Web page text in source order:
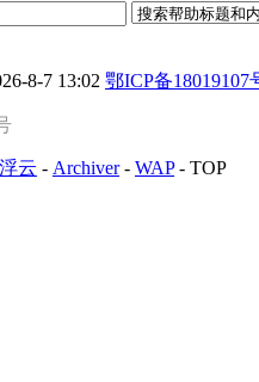
8-7 13:02 鄂ICP备18019107
云 - Archiver- WAP- TOP